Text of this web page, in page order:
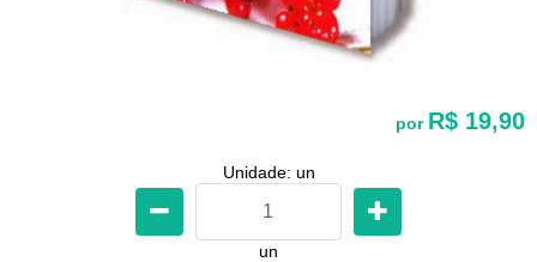
por R$ 19,90
Unidade: un
un